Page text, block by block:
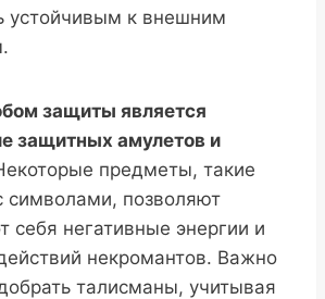
устойчивым к внешним
защиты является
защитных амулетов и
предметы, такие
символами, позволяют
себя негативные энергии и
некромантов. Важно
талисманы, учитывая